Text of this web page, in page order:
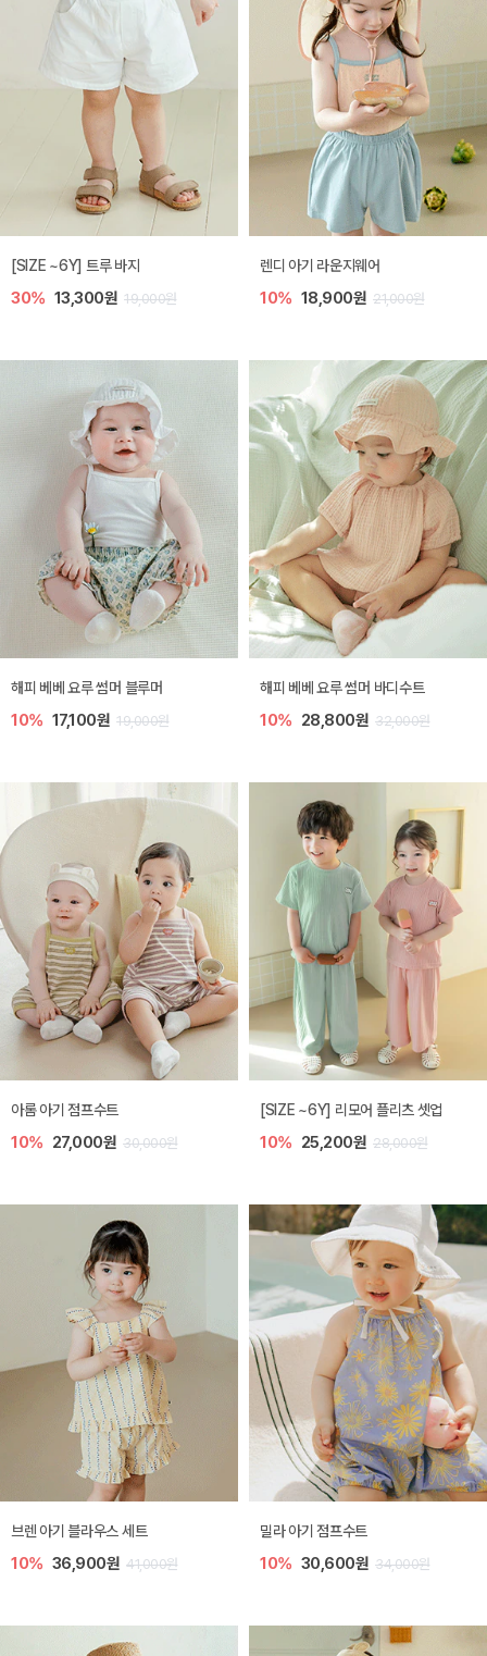
[SIZE ~6Y] 트루 바지
30% 13,300원 19,000원
렌디 아기 라운지웨어
10% 18,900원 21,000원
해피 베베 요루 썸머 블루머
10% 17,100원 19,000원
해피 베베 요루 썸머 바디수트
10% 28,800원 32,000원
아롬 아기 점프수트
10% 27,000원 30,000원
[SIZE ~6Y] 리모어 플리츠 셋업
10% 25,200원 28,000원
브렌 아기 블라우스 세트
10% 36,900원 41,000원
밀라 아기 점프수트
10% 30,600원 34,000원